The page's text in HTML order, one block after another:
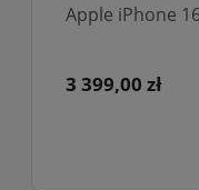
Do koszyka